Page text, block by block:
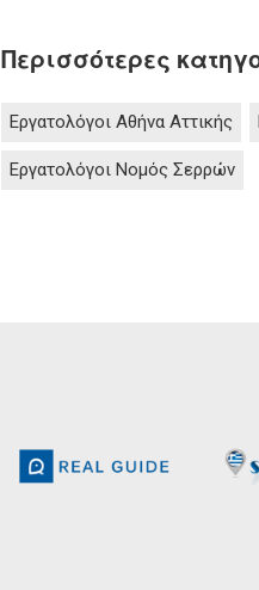
Περισσότερες
Εργατολόγοι Αθήνα Αττικής
Εργατολόγοι Νομός Σερρών